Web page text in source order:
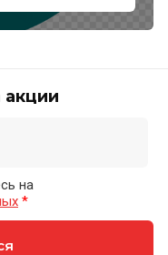
на
*